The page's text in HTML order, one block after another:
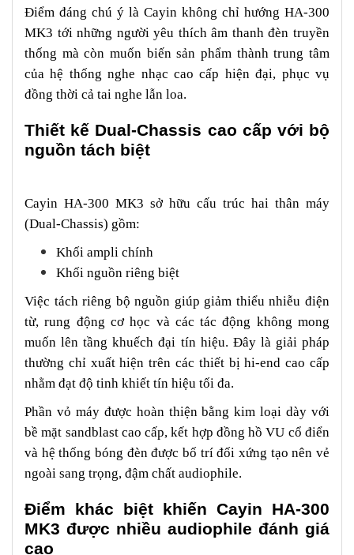
Điểm đáng chú ý là Cayin không chỉ hướng HA-300
MK3 tới những người yêu thích âm thanh đèn truyền
thống mà còn muốn biến sản phẩm thành trung tâm
của hệ thống nghe nhạc cao cấp hiện đại, phục vụ
đồng thời cả tai nghe lẫn loa.
Thiết kế Dual-Chassis cao cấp với bộ
nguồn tách biệt
Cayin HA-300 MK3 sở hữu cấu trúc hai thân máy
(Dual-Chassis) gồm:
Khối ampli chính
Khối nguồn riêng biệt
Việc tách riêng bộ nguồn giúp giảm thiểu nhiễu điện
từ, rung động cơ học và các tác động không mong
muốn lên tầng khuếch đại tín hiệu. Đây là giải pháp
thường chỉ xuất hiện trên các thiết bị hi-end cao cấp
nhằm đạt độ tinh khiết tín hiệu tối đa.
Phần vỏ máy được hoàn thiện bằng kim loại dày với
bề mặt sandblast cao cấp, kết hợp đồng hồ VU cổ điển
và hệ thống bóng đèn được bố trí đối xứng tạo nên vẻ
ngoài sang trọng, đậm chất audiophile.
Điểm khác biệt khiến Cayin HA-300
MK3 được nhiều audiophile đánh giá
cao